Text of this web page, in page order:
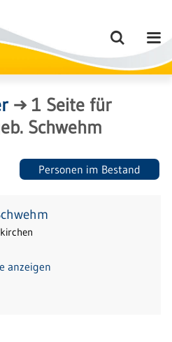
→1 Seite für
Schwehm
Personen im Bestand
anzeigen